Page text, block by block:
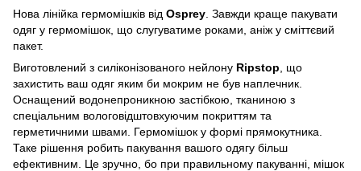
Нова лінійка гермомішків від Osprey . Завжди краще пакувати
одяг у гермомішок, що слугуватиме роками, аніж у сміттєвий
пакет.
Виготовлений з силіконізованого нейлону Ripstop , що
захистить ваш одяг яким би мокрим не був наплечник.
Оснащений водонепроникною застібкою, тканиною з
спеціальним вологовідштовхуючим покриттям та
герметичними швами. Гермомішок у формі прямокутника.
Таке рішення робить пакування вашого одягу більш
ефективним. Це зручно, бо при правильному пакуванні, мішок